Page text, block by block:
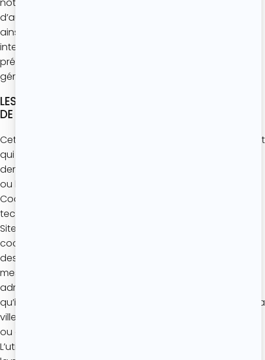
notamment des cookies d’identifiant de session,
d’authentification, de session d’équilibrage de charge,
ainsi que des cookies de personnalisation de votre
interface. Ces cookies sont intégralement soumis à la
présente politique dans la mesure où ils sont émis et
gérés par L’Atelier de Roxane.
LES COOKIES NÉCESSITANT LE RECUEIL PRÉALABLE
DE VOTRE CONSENTEMENT
Cette exigence concerne les cookies émis par des tiers et
qui sont qualifiés de « persistants », dans la mesure où ils
demeurent dans votre terminal jusqu’à leur effacement,
ou leur date d’expiration.
Cookies Google Analytics. Pour des raisons liées à la
technologie employée par Google Analytics, la visite du
Site occasionne, lorsque cela est possible, l’emploi d’un
cookie de session installé sur les équipements terminaux
des utilisateurs à des fins d’analyse statistique et de
mesure d’audience du Site. Dans ce contexte, votre
adresse IP est utilisée à des fins de géolocalisation sans
qu’il puisse en résulter une information plus précise que la
ville, étant précisé que cette adresse IP sera supprimée
ou anonymisée une fois la géolocalisation effectuée.
L’utilisation de tels cookies est strictement cantonnée à